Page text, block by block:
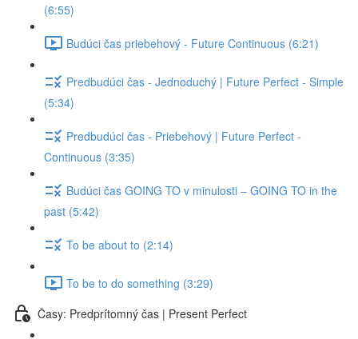
(6:55)
Budúci čas priebehový - Future Continuous (6:21)
Predbudúci čas - Jednoduchý | Future Perfect - Simple
(5:34)
Predbudúci čas - Priebehový | Future Perfect -
Continuous (3:35)
Budúci čas GOING TO v minulosti – GOING TO in the
past (5:42)
To be about to (2:14)
To be to do something (3:29)
Časy: Predprítomný čas | Present Perfect